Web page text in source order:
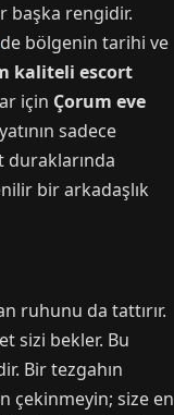
başka rengidir.
de bölgenin tarihi ve
kaliteli escort
için Çorum eve
sadece
duraklarında
bir arkadaşlık
ruhunu da tattırır.
sizi bekler. Bu
Bir tezgahın
çekinmeyin; size en